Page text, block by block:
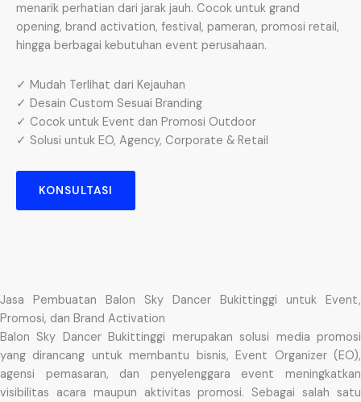
menarik perhatian dari jarak jauh. Cocok untuk grand
opening, brand activation, festival, pameran, promosi retail,
hingga berbagai kebutuhan event perusahaan.
✓ Mudah Terlihat dari Kejauhan
✓ Desain Custom Sesuai Branding
✓ Cocok untuk Event dan Promosi Outdoor
✓ Solusi untuk EO, Agency, Corporate & Retail
KONSULTASI
Jasa Pembuatan Balon Sky Dancer Bukittinggi untuk Event,
Promosi, dan Brand Activation
Balon Sky Dancer Bukittinggi merupakan solusi media promosi
yang dirancang untuk membantu bisnis, Event Organizer (EO),
agensi pemasaran, dan penyelenggara event meningkatkan
visibilitas acara maupun aktivitas promosi. Sebagai salah satu